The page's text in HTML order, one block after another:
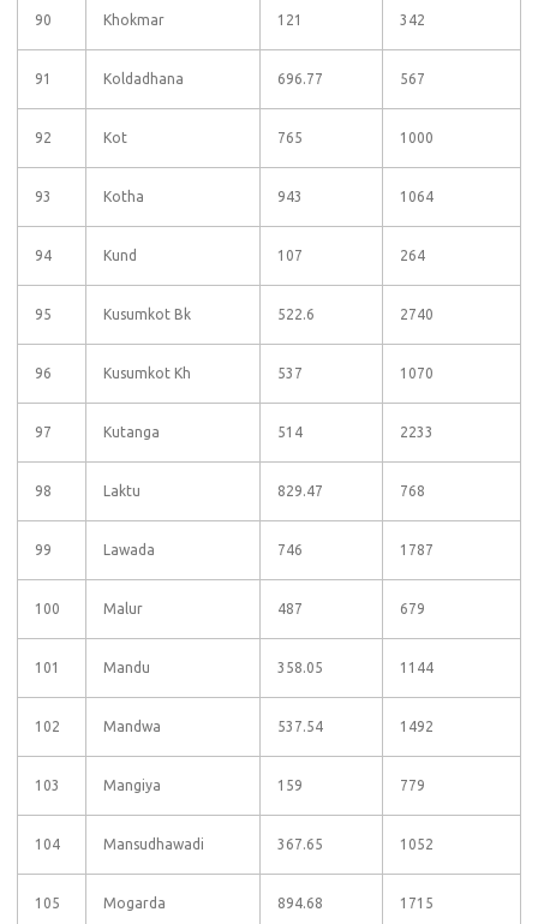
90 Khokmar 121 342
91 Koldadhana 696.77 567
92 Kot 765 1000
93 Kotha 943 1064
94 Kund 107 264
95 Kusumkot Bk 522.6 2740
96 Kusumkot Kh 537 1070
97 Kutanga 514 2233
98 Laktu 829.47 768
99 Lawada 746 1787
100 Malur 487 679
101 Mandu 358.05 1144
102 Mandwa 537.54 1492
103 Mangiya 159 779
104 Mansudhawadi 367.65 1052
105 Mogarda 894.68 1715